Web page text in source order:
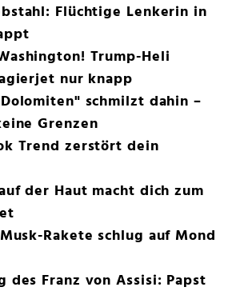
Flüchtige Lenkerin in
Trump-Heli
nur knapp
schmilzt dahin –
Grenzen
Trend zerstört dein
der Haut macht dich zum
Rakete schlug auf Mond
des Franz von Assisi: Papst